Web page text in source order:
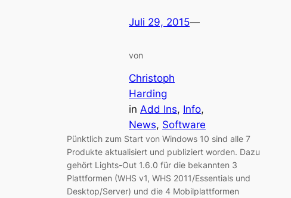
Juli 29, 2015—
von
Christoph
Harding
in Add Ins, Info
News, Software
Pünktlich zum Start von Windows 10 sind alle 7
Produkte aktualisiert und publiziert worden. Dazu
gehört Lights-Out 1.6.0 für die bekannten 3
Plattformen (WHS v1, WHS 2011/Essentials und
Desktop/Server) und die 4 Mobilplattformen